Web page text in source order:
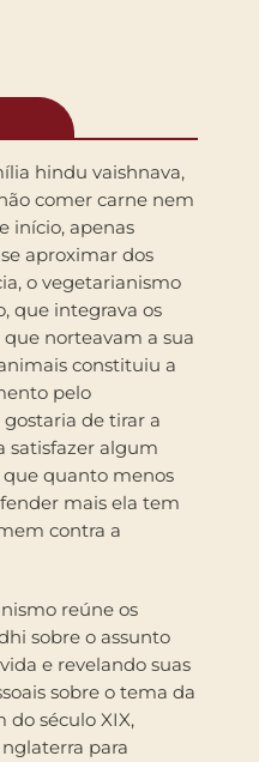
hindu vaishnava,
comer carne nem
início, apenas
aproximar dos
o vegetarianismo
que integrava os
norteavam a sua
constituiu a
pelo
de tirar a
satisfazer algum
quanto menos
mais ela tem
contra a
reúne os
sobre o assunto
e revelando suas
sobre o tema da
do século XIX,
para